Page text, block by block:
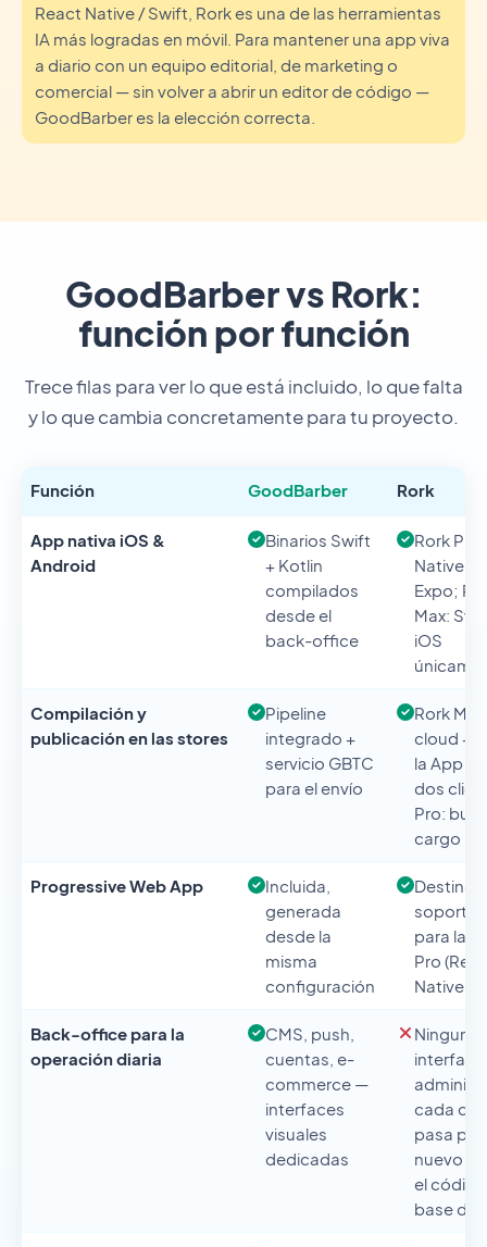
React Native / Swift, Rork es una de las herramientas
IA más logradas en móvil. Para mantener una app viva
a diario con un equipo editorial, de marketing o
comercial — sin volver a abrir un editor de código —
GoodBarber es la elección correcta.
GoodBarber vs Rork:
función por función
Trece filas para ver lo que está incluido, lo que falta
y lo que cambia concretamente para tu proyecto.
Función GoodBarber Rork
App nativa iOS &
Android
Binarios Swift
+ Kotlin
compilados
desde el
back-office
Rork
Native
Expo;
Max:
iOS
Compilación y
publicación en las stores
Pipeline
integrado +
servicio GBTC
para el envío
Rork
cloud +
la App
dos
Pro:
cargo
Progressive Web App
Incluida,
generada
desde la
misma
configuración
Destino
para las
Pro
Native
Back-office para la
operación diaria
CMS, push,
cuentas, e-
commerce —
interfaces
visuales
dedicadas
Ninguna
interfaz
cada
pasa por
nuevo
el
base de